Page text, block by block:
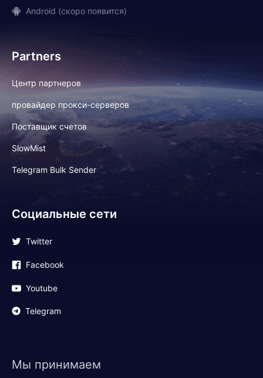
Android (скоро появится)
Partners
Центр партнеров
провайдер прокси-серверов
Поставщик счетов
SlowMist
Telegram Bulk Sender
Социальные сети
Twitter
Facebook
Youtube
Telegram
Мы принимаем